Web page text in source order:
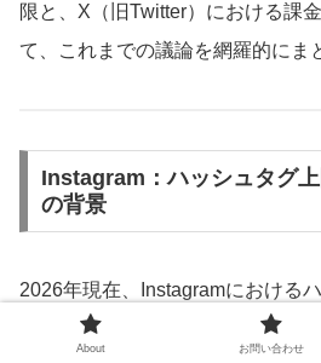
限と、X（旧Twitter）における課
て、これまでの議論を網羅的にま
Instagram：ハッシュタグ
の背景
2026年現在、Instagramにおける
上の上限数は
に制限され
About お問い合わせ